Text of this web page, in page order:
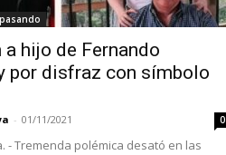
a hijo de Fernando
por disfraz con símbolo
- 01/11/2021 0
- Tremenda polémica desató en las